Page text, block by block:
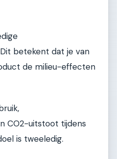
betekent dat je van
de milieu-effecten
CO2-uitstoot tijdens
is tweeledig.